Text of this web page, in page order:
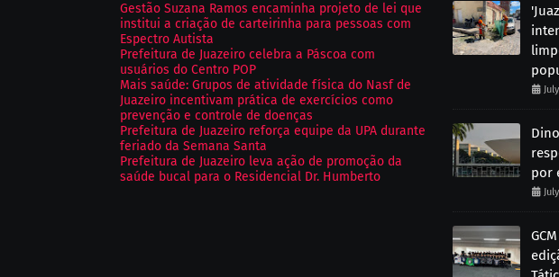
Gestão Suzana Ramos encaminha projeto de lei que
institui a criação de carteirinha para pessoas com
Espectro Autista
Prefeitura de Juazeiro celebra a Páscoa com
usuários do Centro POP
Mais saúde: Grupos de atividade física do Nasf de
Juazeiro incentivam prática de exercícios como
prevenção e controle de doenças
Prefeitura de Juazeiro reforça equipe da UPA durante
feriado da Semana Santa
Prefeitura de Juazeiro leva ação de promoção da
saúde bucal para o Residencial Dr. Humberto
por